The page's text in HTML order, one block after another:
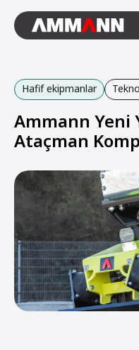
Hafif ekipmanlar
Ammann Yeni
Ataçman